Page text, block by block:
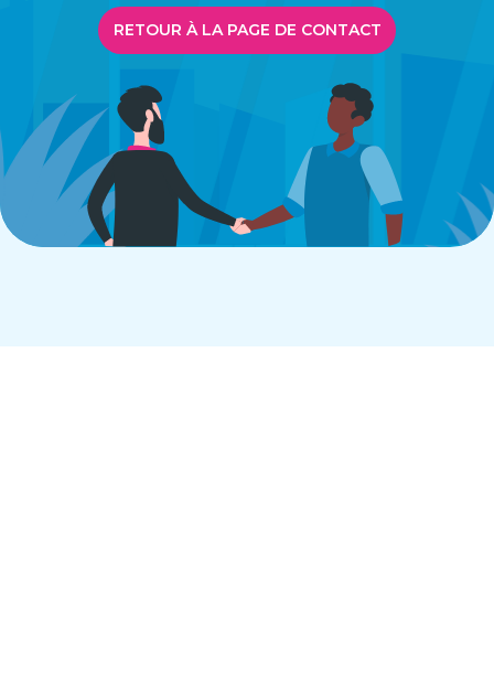
RETOUR À LA PAGE DE CONTACT